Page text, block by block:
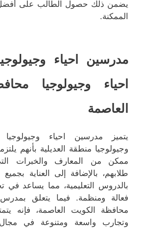
يضمن ذلك حصول الطالب على أفضل
الممكنة.
مدرسين احياء
احياء وجيولوجيا
العاصمة
يتميز مدرسين احياء
وجيولوجيا منطقة العديلية بأنهم
ممكن من المعارف والخبرات
طلابهم، بالإضافة إلى العناية بجميع
بالدروس التعليمية، مما يساعد في
فعالة ومنظمة. فيما يتعلق بمدرس
محافظة الكويت العاصمة، فإنه
وتجارب واسعة ومتنوعة في مجال